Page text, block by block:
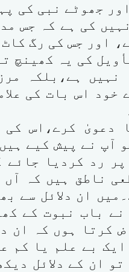
جھوٹے نبی کی
کی ہے کہ جس
اور جس کی رگ کاٹ
کی یہ کھینچ
ہے،بلکہ
اس بات کی
دعویٰ کرے،اس کی
آپ نے پیش کیے
رد کردیا جائے
ناطق ہیں کہ
ان دلائل سے
باب نبوت کے
کرتا ہوں کہ ان
بے علم یا کم
ان کے دلائل